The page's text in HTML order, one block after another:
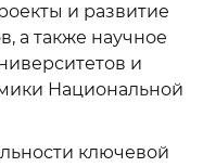
и развитие
а также научное
и
Национальной
ключевой